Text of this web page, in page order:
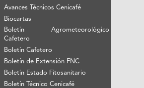
Avances Técnicos Cenicafé
Biocartas
Boletín Agrometeorológico
Cafetero
Boletín Cafetero
Boletín de Extensión FNC
Boletín Estado Fitosanitario
Boletín Técnico Cenicafé